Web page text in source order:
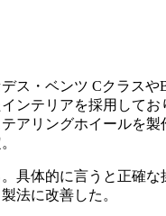
ス・ベンツ Cクラス
ンテリアを採用して
アリングホイールを
具体的に言うと正確
法に改善した。